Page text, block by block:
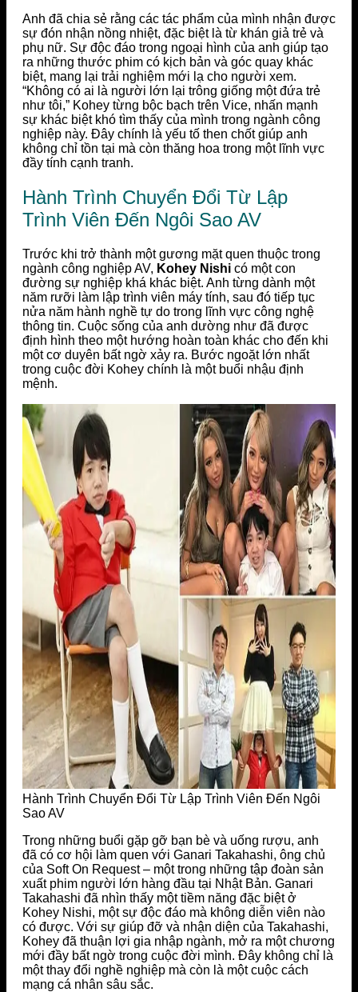
Anh đã chia sẻ rằng các tác phẩm của mình nhận được
sự đón nhận nồng nhiệt, đặc biệt là từ khán giả trẻ và
phụ nữ. Sự độc đáo trong ngoại hình của anh giúp tạo
ra những thước phim có kịch bản và góc quay khác
biệt, mang lại trải nghiệm mới lạ cho người xem.
“Không có ai là người lớn lại trông giống một đứa trẻ
như tôi,” Kohey từng bộc bạch trên Vice, nhấn mạnh
sự khác biệt khó tìm thấy của mình trong ngành công
nghiệp này. Đây chính là yếu tố then chốt giúp anh
không chỉ tồn tại mà còn thăng hoa trong một lĩnh vực
đầy tính cạnh tranh.
Hành Trình Chuyển Đổi Từ Lập
Trình Viên Đến Ngôi Sao AV
Trước khi trở thành một gương mặt quen thuộc trong
ngành công nghiệp AV, Kohey Nishi có một con
đường sự nghiệp khá khác biệt. Anh từng dành một
năm rưỡi làm lập trình viên máy tính, sau đó tiếp tục
nửa năm hành nghề tự do trong lĩnh vực công nghệ
thông tin. Cuộc sống của anh dường như đã được
định hình theo một hướng hoàn toàn khác cho đến khi
một cơ duyên bất ngờ xảy ra. Bước ngoặt lớn nhất
trong cuộc đời Kohey chính là một buổi nhậu định
mệnh.
Hành Trình Chuyển Đổi Từ Lập Trình Viên Đến Ngôi
Sao AV
Trong những buổi gặp gỡ bạn bè và uống rượu, anh
đã có cơ hội làm quen với Ganari Takahashi, ông chủ
của Soft On Request – một trong những tập đoàn sản
xuất phim người lớn hàng đầu tại Nhật Bản. Ganari
Takahashi đã nhìn thấy một tiềm năng đặc biệt ở
Kohey Nishi, một sự độc đáo mà không diễn viên nào
có được. Với sự giúp đỡ và nhận diện của Takahashi,
Kohey đã thuận lợi gia nhập ngành, mở ra một chương
mới đầy bất ngờ trong cuộc đời mình. Đây không chỉ là
một thay đổi nghề nghiệp mà còn là một cuộc cách
mạng cá nhân sâu sắc.